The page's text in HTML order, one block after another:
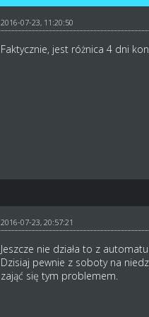
2016-07-23, 11:20:50
Faktycznie, jest różnica 4 dni
2016-07-23, 20:57:21
Jeszcze nie działa to z
Dzisiaj pewnie z soboty na
zająć się tym problemem.